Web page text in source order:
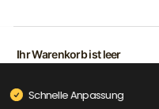
Ihr Warenkorb ist leer
Schnelle Anpassung